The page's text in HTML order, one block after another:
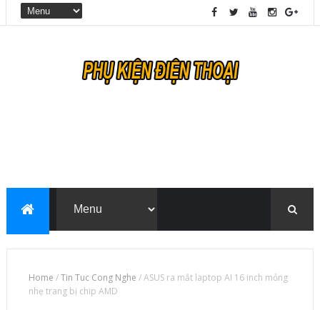
Home /Tin Tuc Cong Nghe /ASUS ra mắt laptop AI 16 inch mỏng
nhẹ trang bị chip AMD